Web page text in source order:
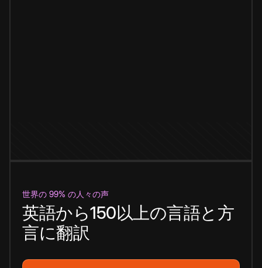
世界の 99% の人々の声
英語から150以上の言語と方
言に翻訳